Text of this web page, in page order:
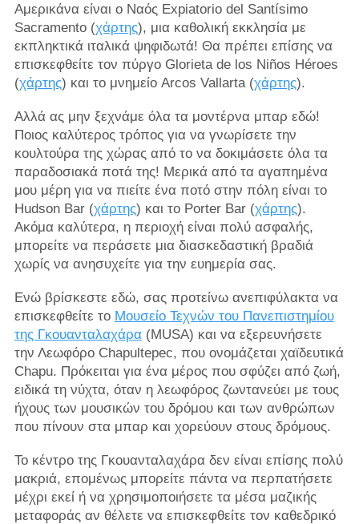
Αμερικάνα είναι ο Ναός Expiatorio del Santísimo
Sacramento (χάρτης), μια καθολική εκκλησία με
εκπληκτικά ιταλικά ψηφιδωτά! Θα πρέπει επίσης να
επισκεφθείτε τον πύργο Glorieta de los Niños Héroes
(χάρτης) και το μνημείο Arcos Vallarta (χάρτης).
Αλλά ας μην ξεχνάμε όλα τα μοντέρνα μπαρ εδώ!
Ποιος καλύτερος τρόπος για να γνωρίσετε την
κουλτούρα της χώρας από το να δοκιμάσετε όλα τα
παραδοσιακά ποτά της! Μερικά από τα αγαπημένα
μου μέρη για να πιείτε ένα ποτό στην πόλη είναι το
Hudson Bar (χάρτης) και το Porter Bar (χάρτης).
Ακόμα καλύτερα, η περιοχή είναι πολύ ασφαλής,
μπορείτε να περάσετε μια διασκεδαστική βραδιά
χωρίς να ανησυχείτε για την ευημερία σας.
Ενώ βρίσκεστε εδώ, σας προτείνω ανεπιφύλακτα να
επισκεφθείτε το Μουσείο Τεχνών του Πανεπιστημίου
της Γκουανταλαχάρα(MUSA) και να εξερευνήσετε
την Λεωφόρο Chapultepec, που ονομάζεται χαϊδευτικά
Chapu. Πρόκειται για ένα μέρος που σφύζει από ζωή,
ειδικά τη νύχτα, όταν η λεωφόρος ζωντανεύει με τους
ήχους των μουσικών του δρόμου και των ανθρώπων
που πίνουν στα μπαρ και χορεύουν στους δρόμους.
Το κέντρο της Γκουανταλαχάρα δεν είναι επίσης πολύ
μακριά, επομένως μπορείτε πάντα να περπατήσετε
μέχρι εκεί ή να χρησιμοποιήσετε τα μέσα μαζικής
μεταφοράς αν θέλετε να επισκεφθείτε τον καθεδρικό